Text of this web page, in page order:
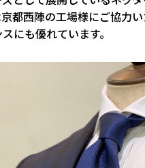
都西陣の工場様にご協力
にも優れています。